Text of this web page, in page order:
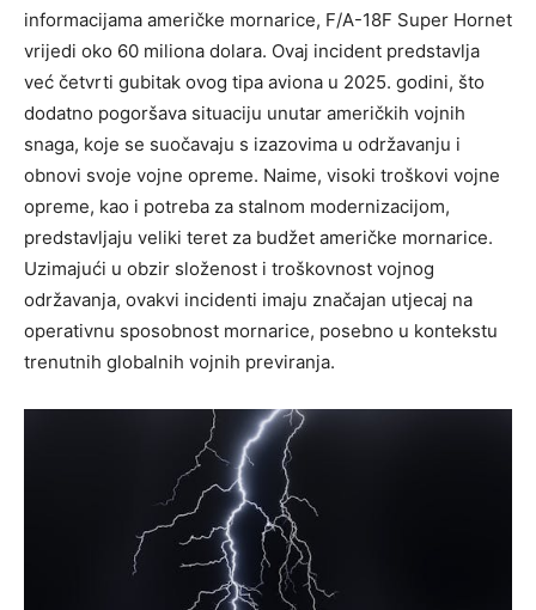
informacijama američke mornarice, F/A-18F Super Hornet
vrijedi oko 60 miliona dolara. Ovaj incident predstavlja
već četvrti gubitak ovog tipa aviona u 2025. godini, što
dodatno pogoršava situaciju unutar američkih vojnih
snaga, koje se suočavaju s izazovima u održavanju i
obnovi svoje vojne opreme. Naime, visoki troškovi vojne
opreme, kao i potreba za stalnom modernizacijom,
predstavljaju veliki teret za budžet američke mornarice.
Uzimajući u obzir složenost i troškovnost vojnog
održavanja, ovakvi incidenti imaju značajan utjecaj na
operativnu sposobnost mornarice, posebno u kontekstu
trenutnih globalnih vojnih previranja.